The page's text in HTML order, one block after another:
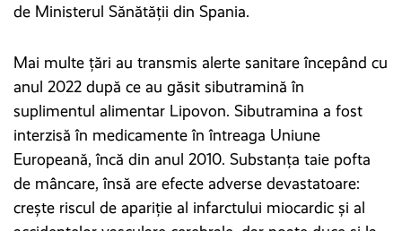
de Ministerul Sănătății din Spania.
Mai multe țări au transmis alerte sanitare începând cu
anul 2022 după ce au găsit sibutramină în
suplimentul alimentar Lipovon. Sibutramina a fost
interzisă în medicamente în întreaga Uniune
Europeană, încă din anul 2010. Substanța taie pofta
de mâncare, însă are efecte adverse devastatoare:
crește riscul de apariție al infarctului miocardic și al